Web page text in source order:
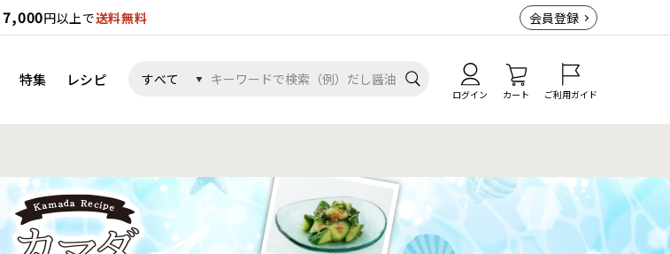
7,000円以上で送料無料 会員登録
特集 レシピ
ログイン カート ご利用ガイド